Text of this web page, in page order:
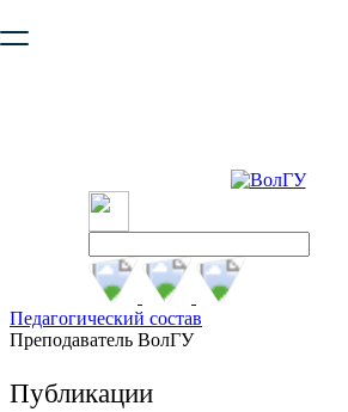
безопасную работу с сайтом. Пожалуйста
Педагогический состав
Преподаватель ВолГУ
Публикации